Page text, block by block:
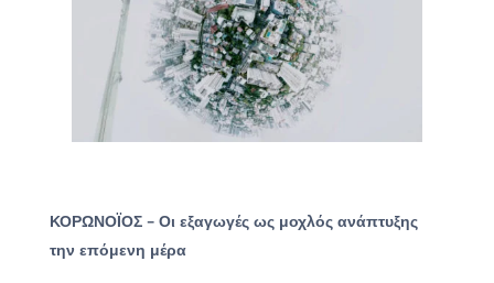
ΚΟΡΩΝΟΪΟΣ – Οι εξαγωγές ως μοχλός ανάπτυξης
την επόμενη μέρα